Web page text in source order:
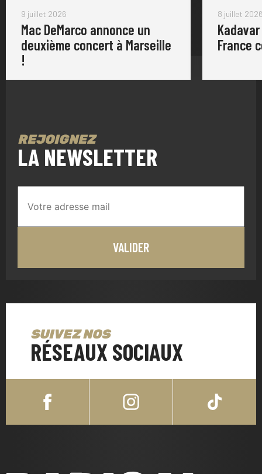
9 juillet 2026
Mac DeMarco annonce un
deuxième concert à Marseille
!
8 juillet
France
REJOIGNEZ
LA NEWSLETTER
SUIVEZ NOS
RÉSEAUX SOCIAUX